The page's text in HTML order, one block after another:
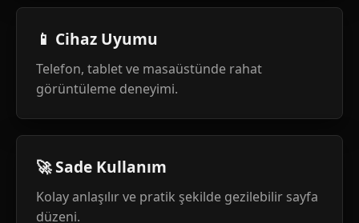
📱 Cihaz Uyumu
Telefon, tablet ve masaüstünde rahat
görüntüleme deneyimi.
🚀 Sade Kullanım
Kolay anlaşılır ve pratik şekilde gezilebilir sayfa
düzeni.